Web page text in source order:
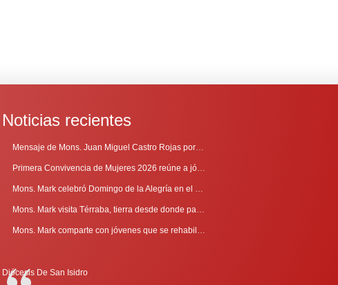
Noticias recientes
Mensaje de Mons. Juan Miguel Castro Rojas por el 69º Aniversario de Radio Sinaí
Primera Convivencia de Mujeres 2026 reúne a jóvenes en proceso de discernimiento vocacional
Mons. Mark celebró Domingo de la Alegría en el Sur
Mons. Mark visita Térraba, tierra desde donde parte la evangelización
Mons. Mark comparte con jóvenes que se rehabilitan en Comunidad Cenáculo
Diócesis De San Isidro